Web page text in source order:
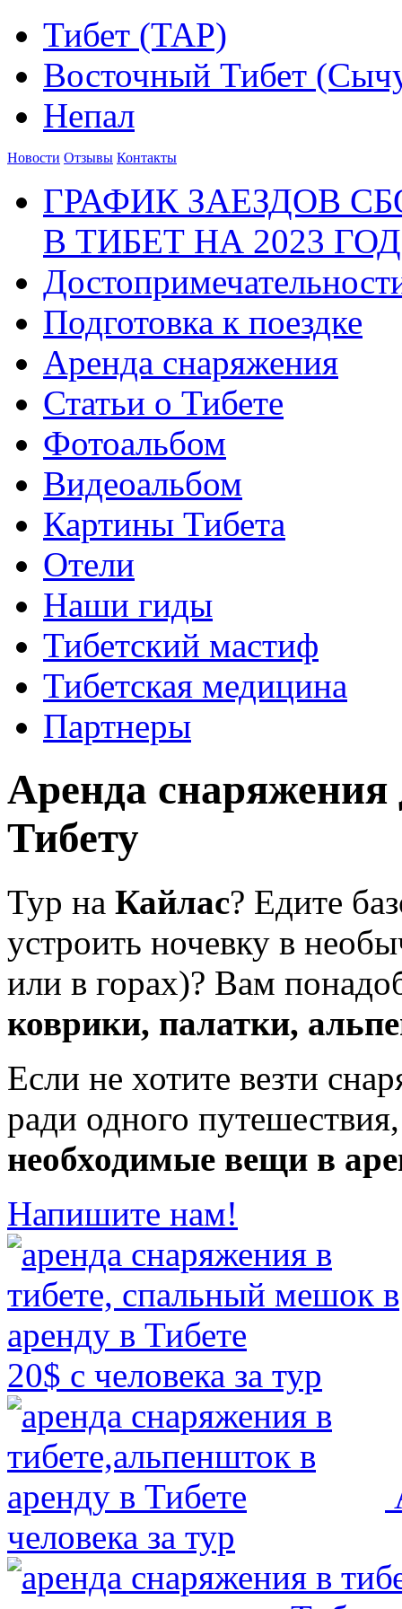
Тибет (ТАР)
Восточный Тибет
Непал
Новости Отзывы Контакты
ГРАФИК ЗАЕЗДОВ
В ТИБЕТ НА 2023 ГОД
Подготовка к поездке
Аренда снаряжения
Статьи о Тибете
Фотоальбом
Видеоальбом
Картины Тибета
Отели
Наши гиды
Тибетский мастиф
Тибетская медицина
Партнеры
Аренда
Тибету
Тур на Кайлас? Едите
устроить ночевку в
или в горах)? Вам
коврики, палатки,
Если не хотите везти
ради одного
необходимые вещи в
Напишите нам!
20$ с человека за тур
человека за тур